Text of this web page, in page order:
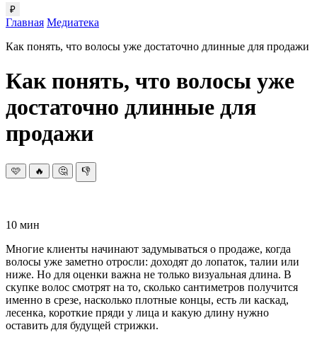
₽
Главная Медиатека
Как понять, что волосы уже достаточно длинные для продажи
Как понять, что волосы уже
достаточно длинные для
продажи
🩷 🔥 🤔 👎
10 мин
Многие клиенты начинают задумываться о продаже, когда
волосы уже заметно отросли: доходят до лопаток, талии или
ниже. Но для оценки важна не только визуальная длина. В
скупке волос смотрят на то, сколько сантиметров получится
именно в срезе, насколько плотные концы, есть ли каскад,
лесенка, короткие пряди у лица и какую длину нужно
оставить для будущей стрижки.